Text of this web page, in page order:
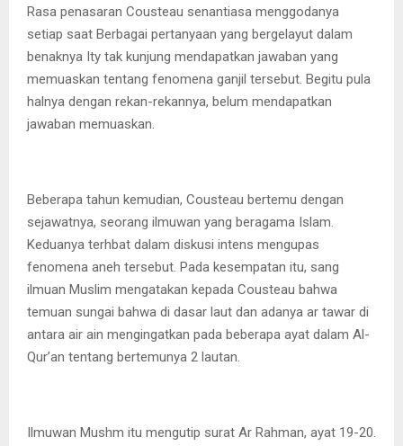
Rasa penasaran Cousteau senantiasa menggodanya
setiap saat Berbagai pertanyaan yang bergelayut dalam
benaknya Ity tak kunjung mendapatkan jawaban yang
memuaskan tentang fenomena ganjil tersebut. Begitu pula
halnya dengan rekan-rekannya, belum mendapatkan
jawaban memuaskan.
Beberapa tahun kemudian, Cousteau bertemu dengan
sejawatnya, seorang ilmuwan yang beragama Islam.
Keduanya terhbat dalam diskusi intens mengupas
fenomena aneh tersebut. Pada kesempatan itu, sang
ilmuan Muslim mengatakan kepada Cousteau bahwa
temuan sungai bahwa di dasar laut dan adanya ar tawar di
antara air ain mengingatkan pada beberapa ayat dalam Al-
Qur’an tentang bertemunya 2 lautan.
Ilmuwan Mushm itu mengutip surat Ar Rahman, ayat 19-20.